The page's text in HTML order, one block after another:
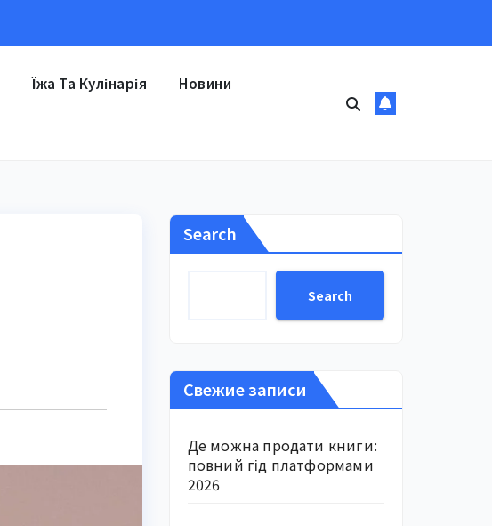
Їжа Та Кулінарія Новини
Search
Search
Свежие записи
Де можна продати книги:
повний гід платформами
2026